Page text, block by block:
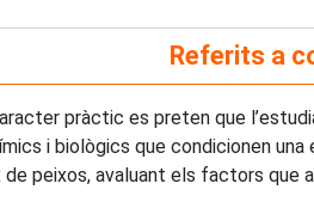
Referits a
pràctic es preten que
i biològics que condicionen
de peixos, avaluant els factors